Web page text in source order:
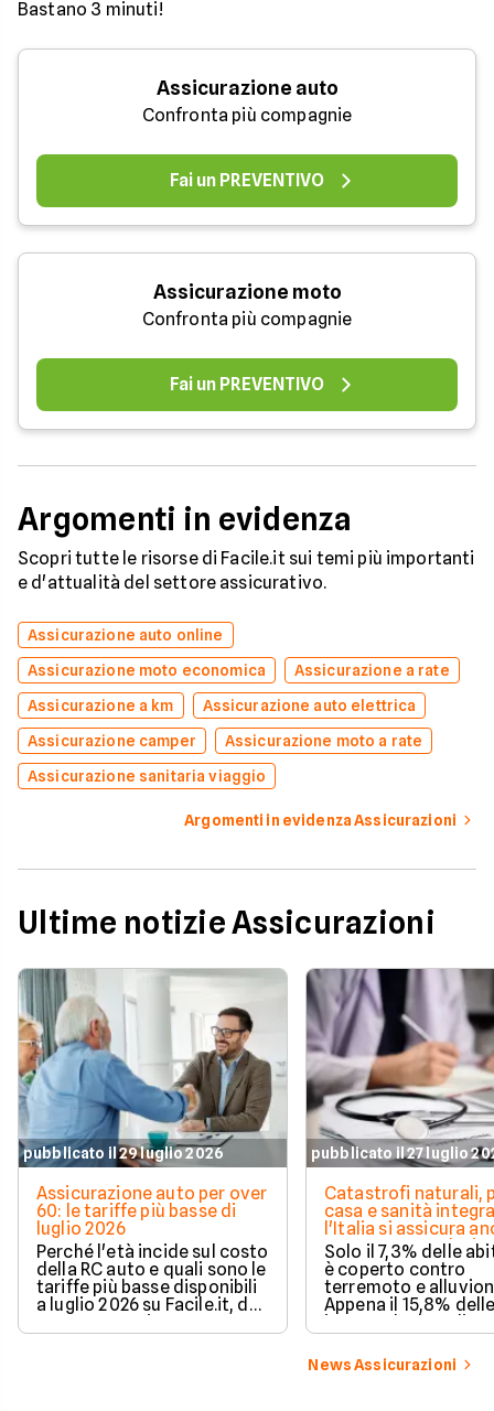
Bastano 3 minuti!
Assicurazione auto
Confronta più compagnie
Fai un PREVENTIVO
Assicurazione moto
Confronta più compagnie
Fai un PREVENTIVO
Argomenti in evidenza
Scopri tutte le risorse di Facile.it sui temi più importanti
e d'attualità del settore assicurativo.
Assicurazione auto online
Assicurazione moto economica
Assicurazione a rate
Assicurazione a km
Assicurazione auto elettrica
Assicurazione camper
Assicurazione moto a rate
Assicurazione sanitaria viaggio
Argomenti in evidenza Assicurazioni
Ultime notizie Assicurazioni
pubblicato il 29 luglio 2026
Assicurazione auto per over
60: le tariffe più basse di
luglio 2026
Perché l'età incide sul costo
della RC auto e quali sono le
tariffe più basse disponibili
a luglio 2026 su Facile.it, da
106,32€ annui.
pubblicato il 27 luglio
Catastrofi naturali,
casa e sanità
l'Italia si assicura
troppo poco. I dati
Solo il 7,3% delle
è coperto contro
terremoto e
Appena il 15,8%
imprese ha la polizza
catastrofale
dati ANIA 2025 sul
assicurativo
News Assicurazioni